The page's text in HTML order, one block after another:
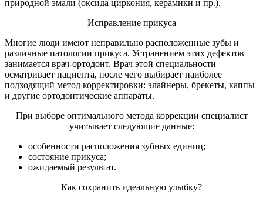
природной эмали (оксида циркония, керамики и пр.).
Исправление прикуса
Многие люди имеют неправильно расположенные зубы и
различные патологии прикуса. Устранением этих дефектов
занимается врач-ортодонт. Врач этой специальности
осматривает пациента, после чего выбирает наиболее
подходящий метод корректировки: элайнеры, брекеты, каппы
и другие ортодонтические аппараты.
При выборе оптимального метода коррекции специалист
учитывает следующие данные:
особенности расположения зубных единиц;
состояние прикуса;
ожидаемый результат.
Как сохранить идеальную улыбку?